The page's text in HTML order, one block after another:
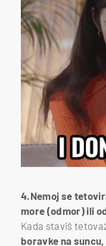
4.Nemoj se
more (odmor) ili
Kada staviš
boravke na